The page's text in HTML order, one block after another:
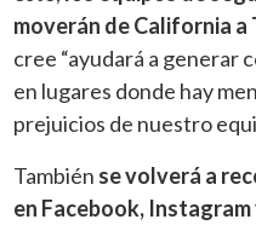
moverán de California a
cree “ayudará a generar
en lugares donde hay
prejuicios de nuestro
También se volverá a
en Facebook,